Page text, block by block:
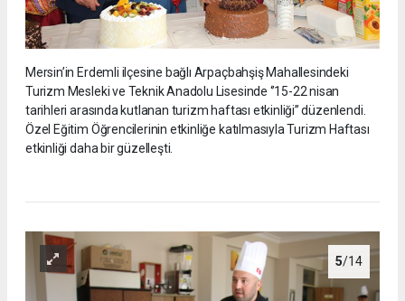
Mersin’in Erdemli ilçesine bağlı Arpaçbahşiş Mahallesindeki
Turizm Mesleki ve Teknik Anadolu Lisesinde ‘’15-22 nisan
tarihleri arasında kutlanan turizm haftası etkinliği’’ düzenlendi.
Özel Eğitim Öğrencilerinin etkinliğe katılmasıyla Turizm Haftası
etkinliği daha bir güzelleşti.
5/14